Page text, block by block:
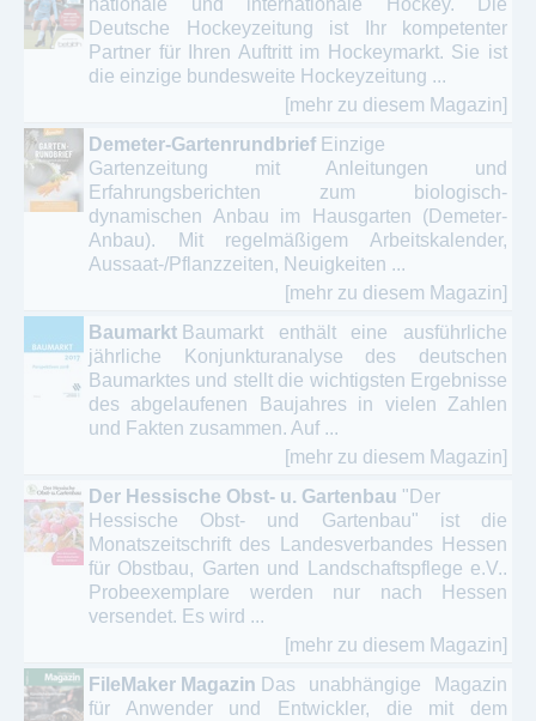
nationale und internationale Hockey. Die
Deutsche Hockeyzeitung ist Ihr kompetenter
Partner für Ihren Auftritt im Hockeymarkt. Sie ist
die einzige bundesweite Hockeyzeitung ...
[mehr zu diesem Magazin]
Demeter-Gartenrundbrief Einzige
Gartenzeitung mit Anleitungen und
Erfahrungsberichten zum biologisch-
dynamischen Anbau im Hausgarten (Demeter-
Anbau). Mit regelmäßigem Arbeitskalender,
Aussaat-/Pflanzzeiten, Neuigkeiten ...
[mehr zu diesem Magazin]
Baumarkt Baumarkt enthält eine ausführliche
jährliche Konjunkturanalyse des deutschen
Baumarktes und stellt die wichtigsten Ergebnisse
des abgelaufenen Baujahres in vielen Zahlen
und Fakten zusammen. Auf ...
[mehr zu diesem Magazin]
Der Hessische Obst- u. Gartenbau "Der
Hessische Obst- und Gartenbau" ist die
Monatszeitschrift des Landesverbandes Hessen
für Obstbau, Garten und Landschaftspflege e.V..
Probeexemplare werden nur nach Hessen
versendet. Es wird ...
[mehr zu diesem Magazin]
FileMaker Magazin Das unabhängige Magazin
für Anwender und Entwickler, die mit dem